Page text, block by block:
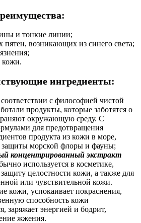
и тонкие линии;
пятен, возникающих из синего света;
кожи.
ингредиенты:
с философией чистой
продукты, которые заботятся о
окружающую среду. С
для предотвращения
продукта из кожи в море,
защиты морской флоры и фауны;
концентрированный экстракт
используется в косметике,
целостности кожи, а также для
или чувствительной кожи.
кожи, успокаивает покраснения,
способность кожи
заряжает энергией и бодрит,
жжения.